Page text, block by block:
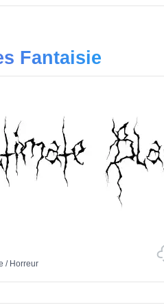
Fantaisie
/ Horreur